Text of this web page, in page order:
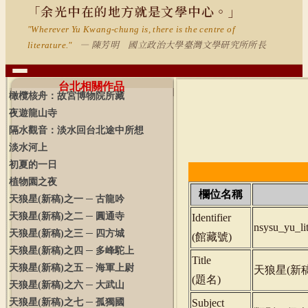
「余光中在的地方就是文學中心。」
"Wherever Yu Kwang-chung is, there is the centre of
literature."
— 陳芳明 國立政治大學臺灣文學研究所所長
台北相關作品
橄欖核舟：故宮博物院所藏
夜遊龍山寺
隔水觀音：淡水回台北途中所想
淡水河上
初夏的一日
植物園之夜
天狼星(新稿)之一 ─ 古龍吟
天狼星(新稿)之二 ─ 圓通寺
天狼星(新稿)之三 ─ 四方城
天狼星(新稿)之四 ─ 多峰駝上
天狼星(新稿)之五 ─ 海軍上尉
天狼星(新稿)之六 ─ 大武山
天狼星(新稿)之七 ─ 孤獨國
欄位名稱
Identifier
(館藏號)
Title
(題名)
天狼星(新
Subject